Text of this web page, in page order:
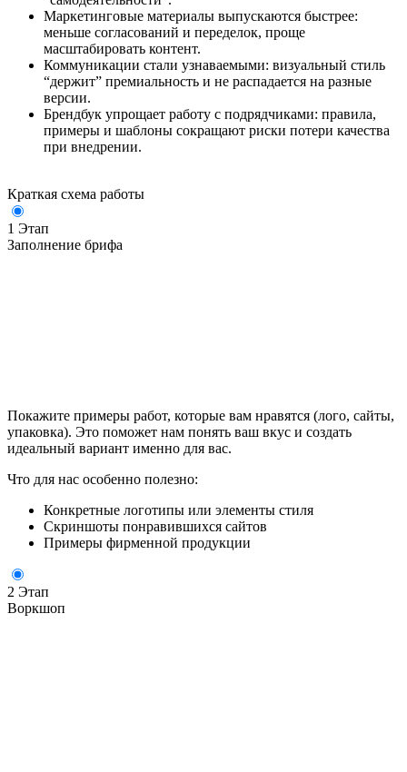
Маркетинговые материалы выпускаются быстрее:
меньше согласований и переделок, проще
масштабировать контент.
Коммуникации стали узнаваемыми: визуальный стиль
“держит” премиальность и не распадается на разные
версии.
Брендбук упрощает работу с подрядчиками: правила,
примеры и шаблоны сокращают риски потери качества
при внедрении.
Краткая схема работы
1 Этап
Заполнение брифа
Покажите примеры работ, которые вам нравятся (лого, сайты,
упаковка). Это поможет нам понять ваш вкус и создать
идеальный вариант именно для вас.
Что для нас особенно полезно:
Конкретные логотипы или элементы стиля
Скриншоты понравившихся сайтов
Примеры фирменной продукции
2 Этап
Воркшоп